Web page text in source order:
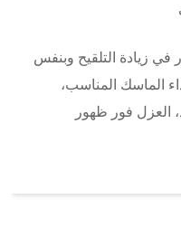
في زيادة التلقيح وبنفس
الماسك المناسب،
العزل فور ظهور